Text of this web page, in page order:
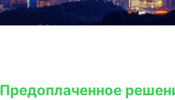
Предоплаченное